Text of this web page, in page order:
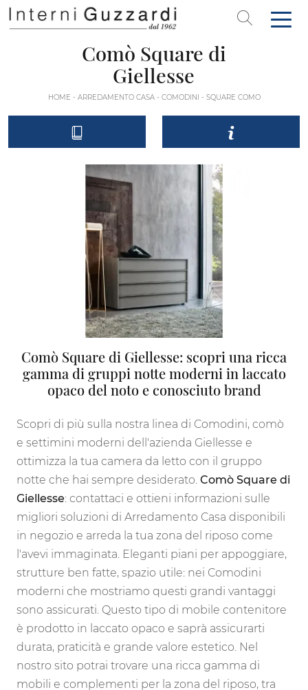
Comò Square di
Giellesse
HOME - ARREDAMENTO CASA- COMODINI - SQUARE COMO
Comò Square di Giellesse: scopri una ricca
gamma di gruppi notte moderni in laccato
opaco del noto e conosciuto brand
Scopri di più sulla nostra linea di Comodini, comò
e settimini moderni dell'azienda Giellesse e
ottimizza la tua camera da letto con il gruppo
notte che hai sempre desiderato. Comò Square di
Giellesse: contattaci e ottieni informazioni sulle
migliori soluzioni di Arredamento Casa disponibili
in negozio e arreda la tua zona del riposo come
l'avevi immaginata. Eleganti piani per appoggiare,
strutture ben fatte, spazio utile: nei Comodini
moderni che mostriamo questi grandi vantaggi
sono assicurati. Questo tipo di mobile contenitore
è prodotto in laccato opaco e saprà assicurarti
durata, praticità e grande valore estetico. Nel
nostro sito potrai trovare una ricca gamma di
mobili e complementi per la zona del riposo, tra